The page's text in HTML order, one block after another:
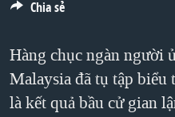
chính
Đi
DIỄN ĐÀN
MỤC
TỰ DO BÁO CHÍ
VẠCH TRẦN TIN GIẢ
CHUYÊN ĐỀ
CHIẾN TRANH THƯƠNG
HỌC TIẾNG ANH
Hàng chục ngàn người
Malaysia đã tụ tập
là kết quả bầu cử gian
Chia sẻ